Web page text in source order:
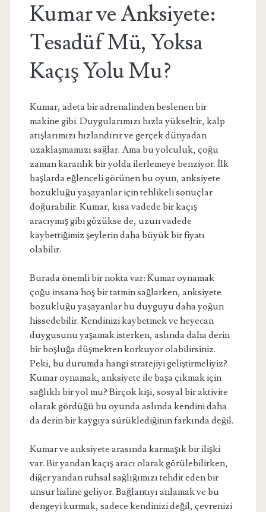
Kumar ve Anksiyete:
Tesadüf Mü, Yoksa
Kaçış Yolu Mu?
Kumar, adeta bir adrenalinden beslenen bir
makine gibi. Duygularımızı hızla yükseltir, kalp
atışlarımızı hızlandırır ve gerçek dünyadan
uzaklaşmamızı sağlar. Ama bu yolculuk, çoğu
zaman karanlık bir yolda ilerlemeye benziyor. İlk
başlarda eğlenceli görünen bu oyun, anksiyete
bozukluğu yaşayanlar için tehlikeli sonuçlar
doğurabilir. Kumar, kısa vadede bir kaçış
aracıymış gibi gözükse de, uzun vadede
kaybettiğimiz şeylerin daha büyük bir fiyatı
olabilir.
Burada önemli bir nokta var: Kumar oynamak
çoğu insana hoş bir tatmin sağlarken, anksiyete
bozukluğu yaşayanlar bu duyguyu daha yoğun
hissedebilir. Kendinizi kaybetmek ve heyecan
duygusunu yaşamak isterken, aslında daha derin
bir boşluğa düşmekten korkuyor olabilirsiniz.
Peki, bu durumda hangi stratejiyi geliştirmeliyiz?
Kumar oynamak, anksiyete ile başa çıkmak için
sağlıklı bir yol mu? Birçok kişi, sosyal bir aktivite
olarak gördüğü bu oyunda aslında kendini daha
da derin bir kaygıya sürüklediğinin farkında değil.
Kumar ve anksiyete arasında karmaşık bir ilişki
var. Bir yandan kaçış aracı olarak görülebilirken,
diğer yandan ruhsal sağlığımızı tehdit eden bir
unsur haline geliyor. Bağlantıyı anlamak ve bu
dengeyi kurmak, sadece kendinizi değil, çevrenizi